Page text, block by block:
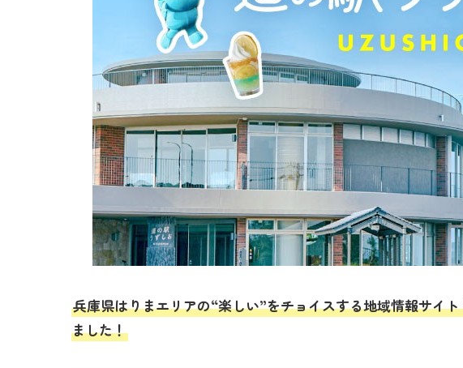
兵庫県はりまエリアの“楽しい”をチョイスする地域情報サイ
ました！